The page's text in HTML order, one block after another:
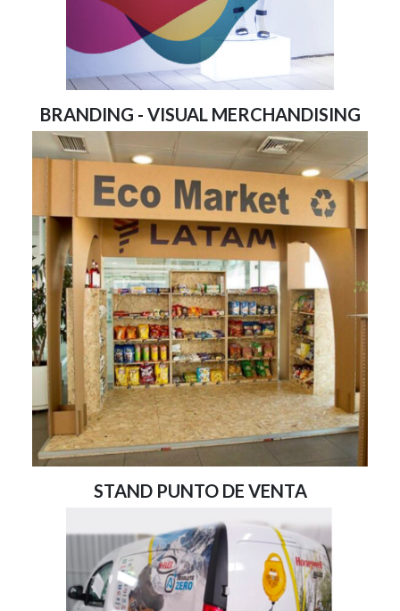
BRANDING - VISUAL MERCHANDISING
STAND PUNTO DE VENTA